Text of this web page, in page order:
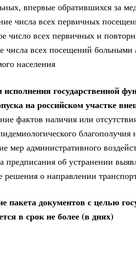
впервые обратившихся за
числа всех первичных
число всех первичных и
числа всех посещений
населения
исполнения государственной
на российском участке
фактов наличия или
благополучия
мер административного
предписания об устранении
решения о направлении
пакета документов с целью
в срок не более (в днях)